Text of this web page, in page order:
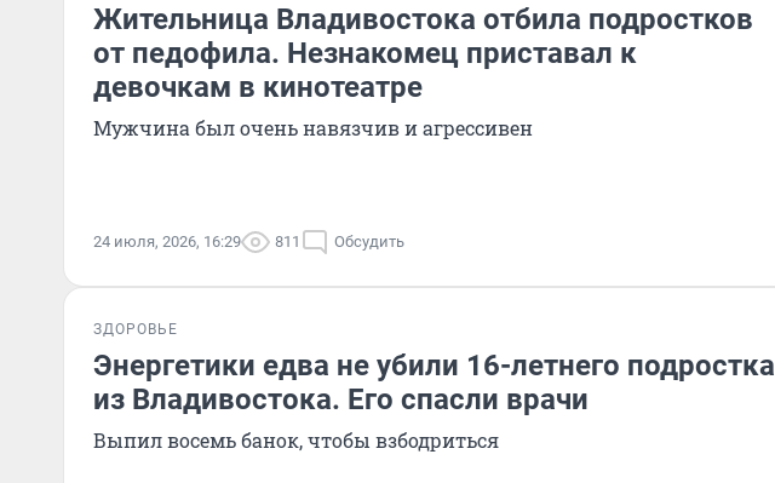
Жительница Владивостока отбила подростков
от педофила. Незнакомец приставал к
девочкам в кинотеатре
Мужчина был очень навязчив и агрессивен
24 июля, 2026, 16:29 811 Обсудить
ЗДОРОВЬЕ
Энергетики едва не убили 16-летнего подростка
из Владивостока. Его спасли врачи
Выпил восемь банок, чтобы взбодриться